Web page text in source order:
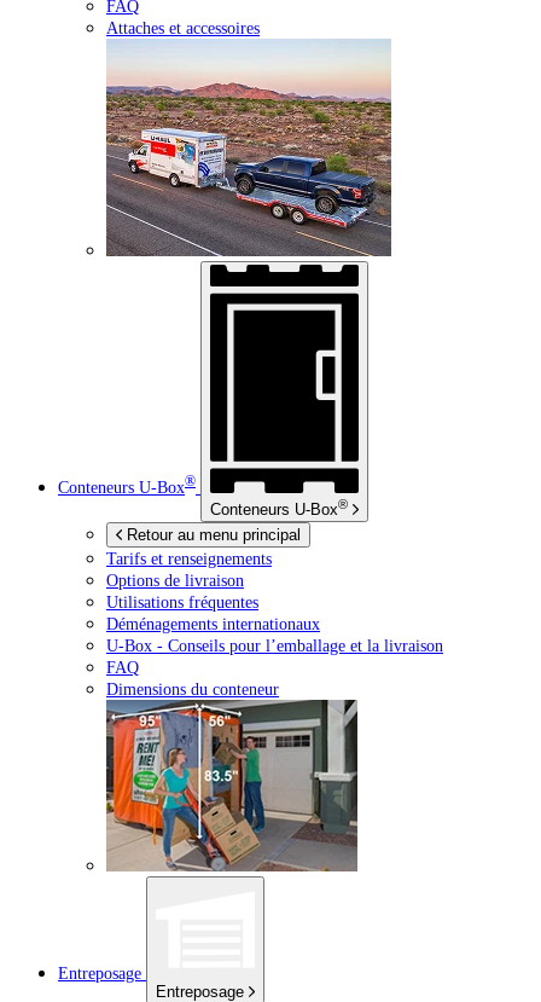
FAQ
Attaches et accessoires
Conteneurs U-Box®
Conteneurs U-Box®
Retour au menu principal
Tarifs et renseignements
Options de livraison
Utilisations fréquentes
Déménagements internationaux
U-Box - Conseils pour l’emballage et la livraison
FAQ
Dimensions du conteneur
Entreposage
Entreposage